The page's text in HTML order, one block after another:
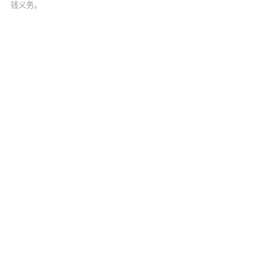
钱义务。